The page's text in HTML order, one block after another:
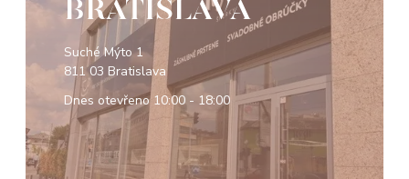
BRATISLAVA
Suché Mýto 1
811 03 Bratislava
Dnes otevřeno 10:00 - 18:00